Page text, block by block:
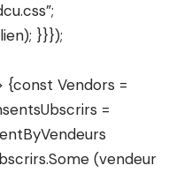
}}});
{const Vendors =
=
(vendeur